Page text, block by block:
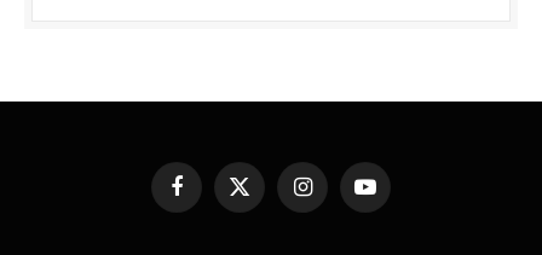
Facebook
X
(Twitter)
InstagramYouTube